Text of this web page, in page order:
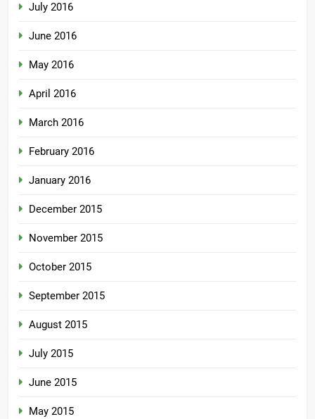
July 2016
June 2016
May 2016
April 2016
March 2016
February 2016
January 2016
December 2015
November 2015
October 2015
September 2015
August 2015
July 2015
June 2015
May 2015